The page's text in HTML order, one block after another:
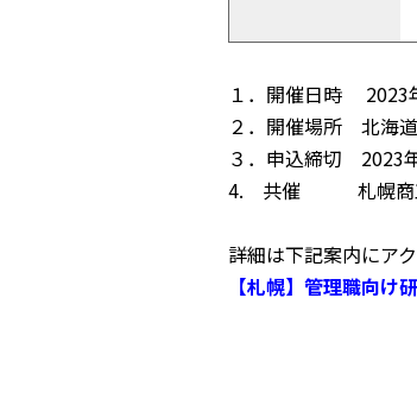
１．開催日時 2023
２．開催場所 北海
３．申込締切
2023
4. 共催 札幌商
詳細は下記案内にア
【札幌】管理職向